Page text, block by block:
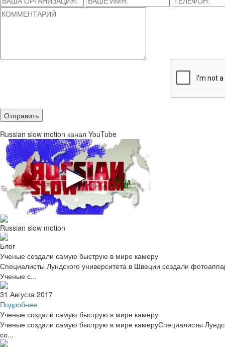
Russian slow motion канал YouTube
Russian slow motion
Блог
Ученые создали самую быструю в мире камеру
Специалисты Лундского университета в Швеции создали
Ученые с...
31 Августа 2017
Подробнее
Ученые создали самую быструю в мире камеру
Ученые создали самую быструю в мире камеруСпециалисты
со...